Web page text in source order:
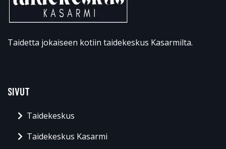
Taidetta jokaiseen kotiin taidekeskus Kasarmilta.
SIVUT
Taidekeskus
Taidekeskus Kasarmi